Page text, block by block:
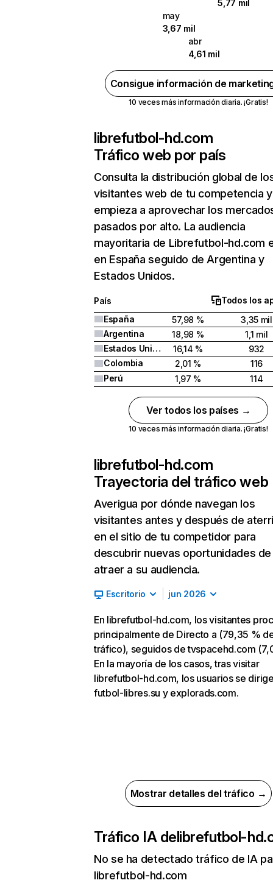
5,77 mil
may
3,67 mil
abr
4,61 mil
Consigue información de
10 veces más información diaria. ¡Gratis!
librefutbol-hd.com
Tráfico web por país
Consulta la distribución global de
visitantes web de tu competencia y
empieza a aprovechar los
pasados por alto. La audiencia
mayoritaria de Librefutbol-hd.com
en España seguido de Argentina y
Estados Unidos.
País
Todos los
España
57,98 %
3,35 mil
Argentina
18,98 %
1,1 mil
Estados Unidos
16,14 %
932
Colombia
2,01 %
116
Perú
1,97 % 114
Ver todos los países →
10 veces más información diaria. ¡Gratis!
librefutbol-hd.com
Trayectoria del tráfico web
Averigua por dónde navegan los
visitantes antes y después de
en el sitio de tu competidor para
descubrir nuevas oportunidades de
atraer a su audiencia.
Escritorio jun 2026
En librefutbol-hd.com, los visitantes
principalmente de Directo a (79,35 %
tráfico), seguidos de tvspacehd.com
En la mayoría de los casos, tras visitar
librefutbol-hd.com, los usuarios se
futbol-libres.su y explorads.com.
Mostrar detalles del tráfico →
Tráfico IA delibrefutbol-
No se ha detectado tráfico de IA
librefutbol-hd.com